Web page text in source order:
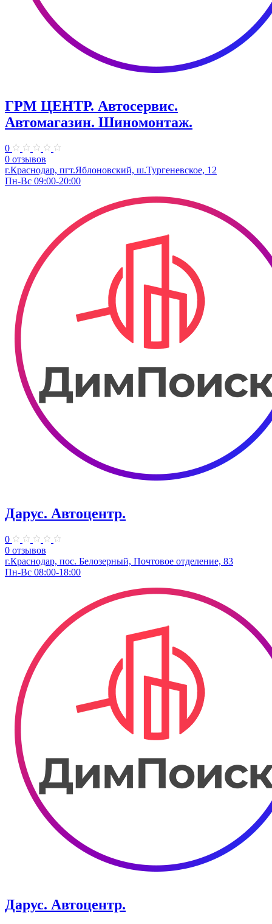
ГРМ ЦЕНТР. Автосервис.
Автомагазин. Шиномонтаж.
0
0 отзывов
г.Краснодар, пгт.Яблоновский, ш.Тургеневское, 12
Пн-Вс 09:00-20:00
Дарус. Автоцентр.
0
0 отзывов
г.Краснодар, пос. Белозерный, Почтовое отделение, 83
Пн-Вс 08:00-18:00
Дарус. Автоцентр.